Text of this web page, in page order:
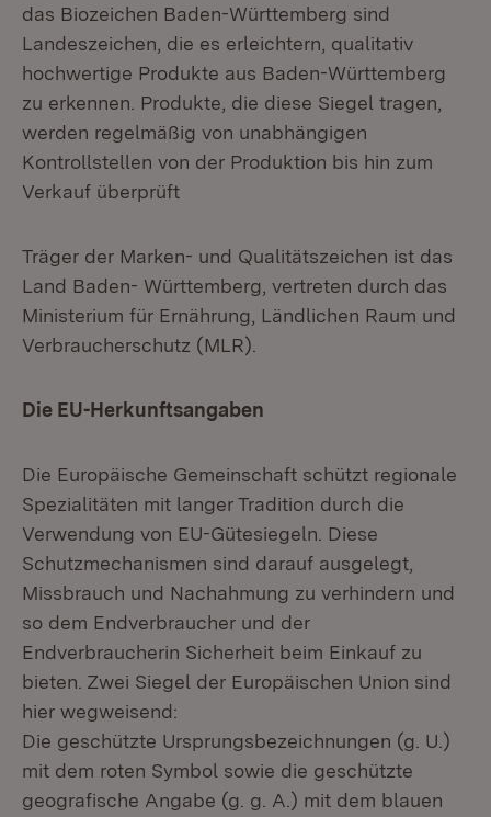
das Biozeichen Baden-Württemberg sind
Landeszeichen, die es erleichtern, qualitativ
hochwertige Produkte aus Baden-Württemberg
zu erkennen. Produkte, die diese Siegel tragen,
werden regelmäßig von unabhängigen
Kontrollstellen von der Produktion bis hin zum
Verkauf überprüft
Träger der Marken- und Qualitätszeichen ist das
Land Baden- Württemberg, vertreten durch das
Ministerium für Ernährung, Ländlichen Raum und
Verbraucherschutz (MLR).
Die EU-Herkunftsangaben
Die Europäische Gemeinschaft schützt regionale
Spezialitäten mit langer Tradition durch die
Verwendung von EU-Gütesiegeln. Diese
Schutzmechanismen sind darauf ausgelegt,
Missbrauch und Nachahmung zu verhindern und
so dem Endverbraucher und der
Endverbraucherin Sicherheit beim Einkauf zu
bieten. Zwei Siegel der Europäischen Union sind
hier wegweisend:
Die geschützte Ursprungsbezeichnungen (g. U.)
mit dem roten Symbol sowie die geschützte
geografische Angabe (g. g. A.) mit dem blauen